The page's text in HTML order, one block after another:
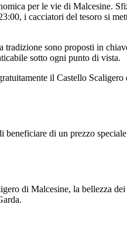
per le vie di Malcesine.
i cacciatori del tesoro si
sono proposti in
sotto ogni punto di vista.
il Castello
di un prezzo
di Malcesine, la bellezza